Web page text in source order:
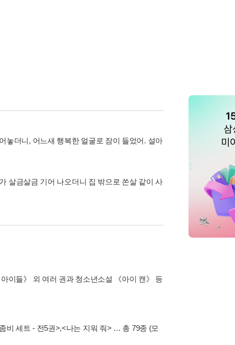
놓더니, 어느새 행복한 얼굴로 잠이 들었어. 설아
살금살금 기어 나오더니 집 밖으로 쏜살 같이 사
이들》 외 여러 권과 청소년소설 《아이 캔》 등
비 세트 - 전5권>,<나는 지워 줘> … 총 79종 (모